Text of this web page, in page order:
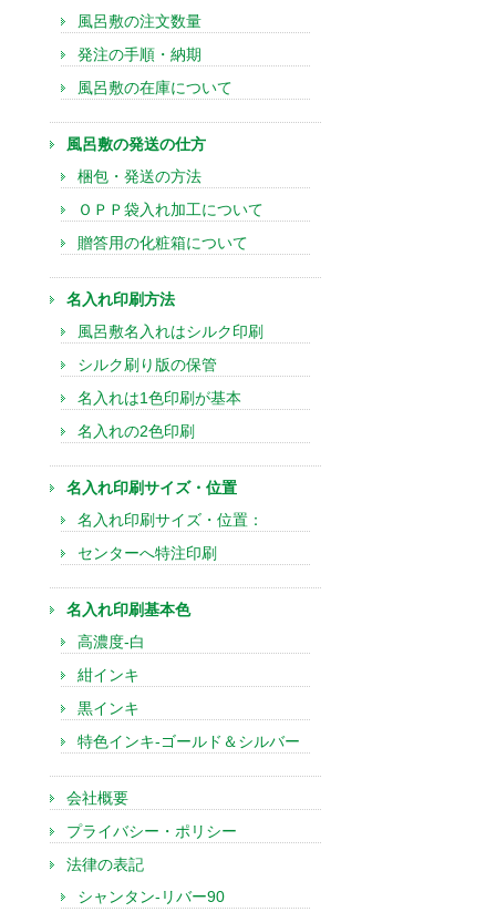
風呂敷の注文数量
発注の手順・納期
風呂敷の在庫について
風呂敷の発送の仕方
梱包・発送の方法
ＯＰＰ袋入れ加工について
贈答用の化粧箱について
名入れ印刷方法
風呂敷名入れはシルク印刷
シルク刷り版の保管
名入れは1色印刷が基本
名入れの2色印刷
名入れ印刷サイズ・位置
名入れ印刷サイズ・位置：
センターへ特注印刷
名入れ印刷基本色
高濃度-白
紺インキ
黒インキ
特色インキ-ゴールド＆シルバー
会社概要
プライバシー・ポリシー
法律の表記
シャンタン-リバー90